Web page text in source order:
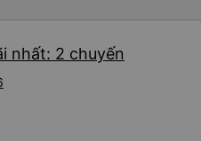
nhất: 2 chuyến